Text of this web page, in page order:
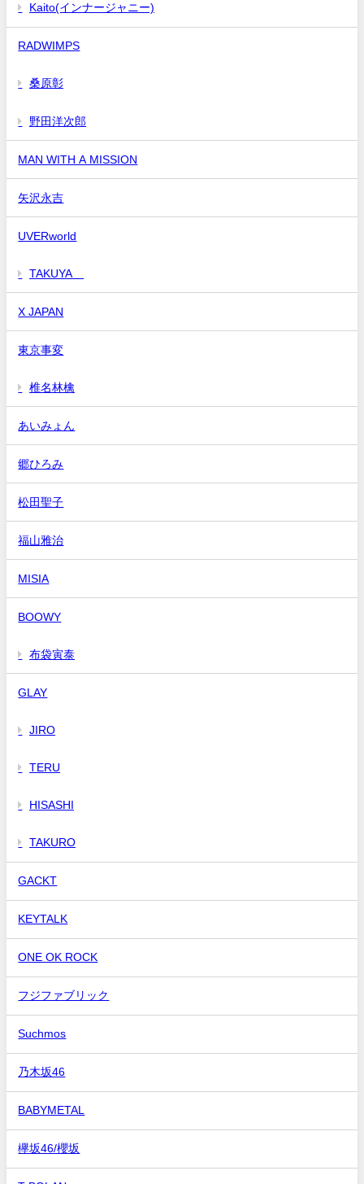
Kaito(インナージャニー)
RADWIMPS
桑原彰
野田洋次郎
MAN WITH A MISSION
矢沢永吉
UVERworld
TAKUYA∞
X JAPAN
東京事変
椎名林檎
あいみょん
郷ひろみ
松田聖子
福山雅治
MISIA
BOOWY
布袋寅泰
GLAY
JIRO
TERU
HISASHI
TAKURO
GACKT
KEYTALK
ONE OK ROCK
フジファブリック
Suchmos
乃木坂46
BABYMETAL
欅坂46/櫻坂